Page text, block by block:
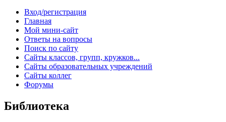
Вход/регистрация
Главная
Мой мини-сайт
Ответы на вопросы
Поиск по сайту
Сайты классов, групп, кружков...
Сайты образовательных учреждений
Сайты коллег
Форумы
Библиотека